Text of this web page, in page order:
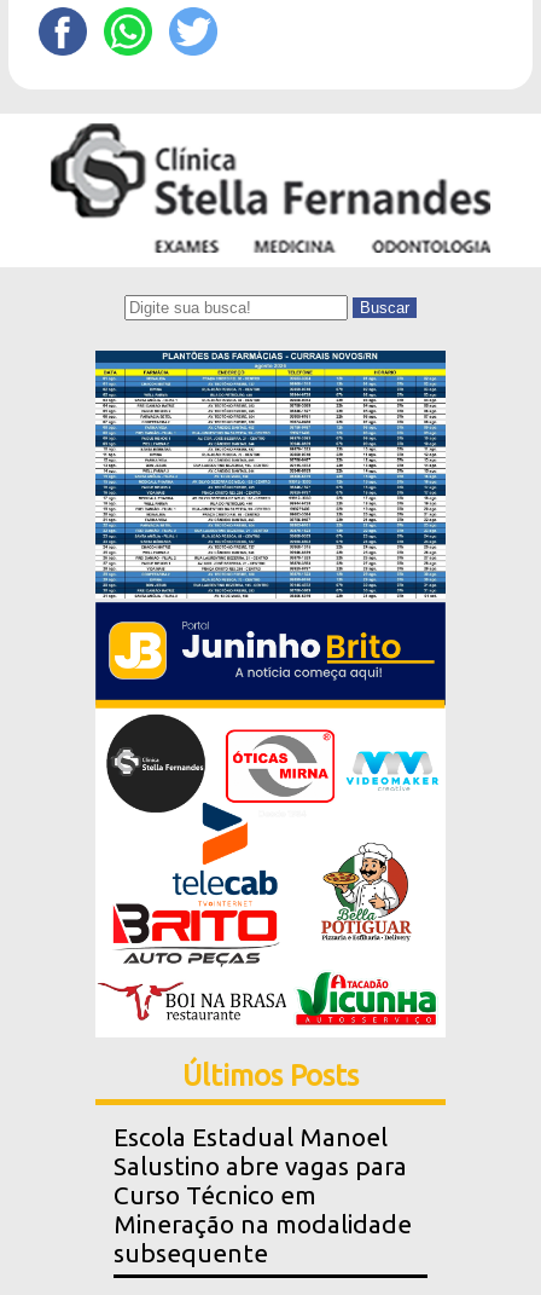
Buscar
Últimos Posts
Escola Estadual Manoel
Salustino abre vagas para
Curso Técnico em
Mineração na modalidade
subsequente